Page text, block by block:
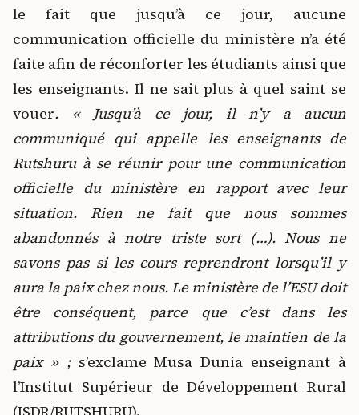
le fait que jusqu’à ce jour, aucune
communication officielle du ministère n’a été
faite afin de réconforter les étudiants ainsi que
les enseignants. Il ne sait plus à quel saint se
vouer. « Jusqu’à ce jour, il n’y a aucun
communiqué qui appelle les enseignants de
Rutshuru à se réunir pour une communication
officielle du ministère en rapport avec leur
situation. Rien ne fait que nous sommes
abandonnés à notre triste sort (…). Nous ne
savons pas si les cours reprendront lorsqu’il y
aura la paix chez nous. Le ministère de l’ESU doit
être conséquent, parce que c’est dans les
attributions du gouvernement, le maintien de la
paix » ;s’exclame Musa Dunia enseignant à
l’Institut Supérieur de Développement Rural